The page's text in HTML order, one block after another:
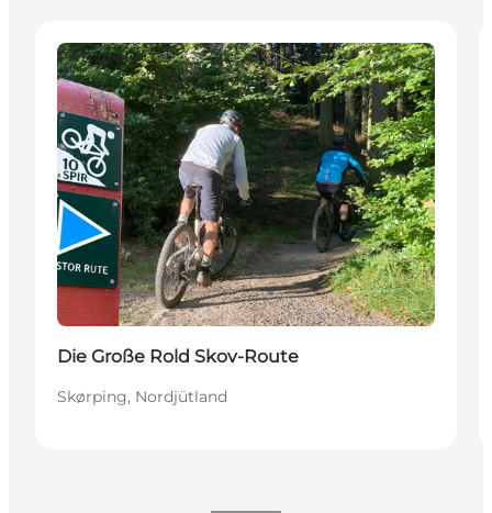
Aktivitäten
Die Große Rold Skov-Route
Skørping, Nordjütland